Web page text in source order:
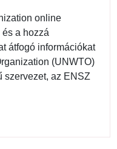
online
a hozzá
átfogó információkat
(UNWTO)
szervezet, az ENSZ